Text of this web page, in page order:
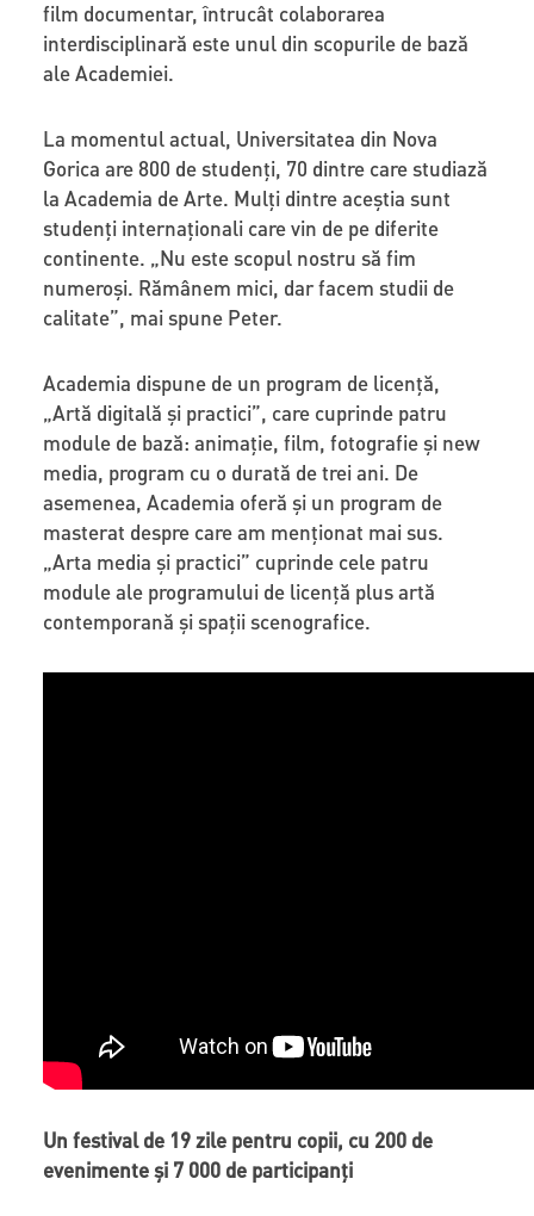
film documentar, întrucât colaborarea
interdisciplinară este unul din scopurile de bază
ale Academiei.
La momentul actual, Universitatea din Nova
Gorica are 800 de studenți, 70 dintre care studiază
la Academia de Arte. Mulți dintre aceștia sunt
studenți internaționali care vin de pe diferite
continente. „Nu este scopul nostru să fim
numeroși. Rămânem mici, dar facem studii de
calitate”, mai spune Peter.
Academia dispune de un program de licență,
„Artă digitală și practici”, care cuprinde patru
module de bază: animație, film, fotografie și new
media, program cu o durată de trei ani. De
asemenea, Academia oferă și un program de
masterat despre care am menționat mai sus.
„Arta media și practici” cuprinde cele patru
module ale programului de licență plus artă
contemporană și spații scenografice.
Un festival de 19 zile pentru copii, cu 200 de
evenimente și 7 000 de participanți